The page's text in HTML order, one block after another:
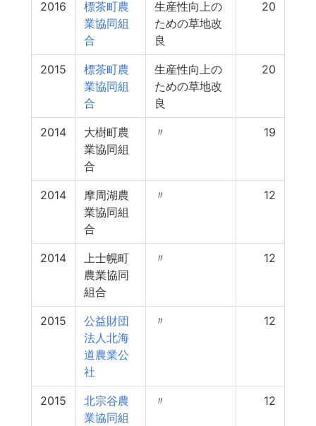
2016
標茶町農
業協同組
合
生産性向上の
ための草地改
良
20
2015
標茶町農
業協同組
合
生産性向上の
ための草地改
良
20
2014
大樹町農
業協同組
合
〃 19
2014
摩周湖農
業協同組
合
〃 12
2014
上士幌町
農業協同
組合
〃 12
2015
公益財団
法人北海
道農業公
社
〃 12
2015
北宗谷農
業協同組
〃 12